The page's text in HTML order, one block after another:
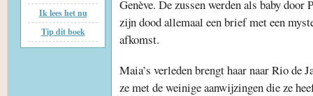
Ik lees het nu
Tip dit boek
Genève. De zussen werden als baby door
zijn dood allemaal een brief met een
afkomst.
Maia’s verleden brengt haar naar Rio de
ze met de weinige aanwijzingen die ze